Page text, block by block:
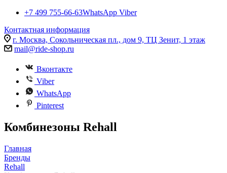
+7 499 755-66-63WhatsApp Viber
Контактная информация
г. Москва, Сокольническая пл., дом 9, ТЦ Зенит, 1 этаж
mail@ride-shop.ru
Вконтакте
Viber
WhatsApp
Pinterest
Комбинезоны Rehall
Главная
Бренды
Rehall